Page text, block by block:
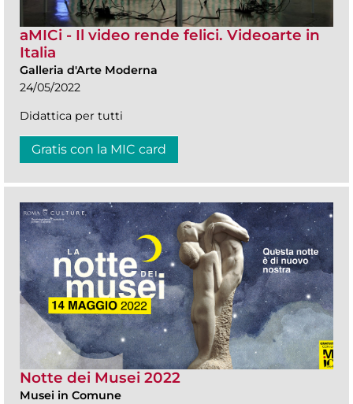
aMICi - Il video rende felici. Videoarte in
Italia
Galleria d'Arte Moderna
24/05/2022
Didattica per tutti
Gratis con la MIC card
Notte dei Musei 2022
Musei in Comune